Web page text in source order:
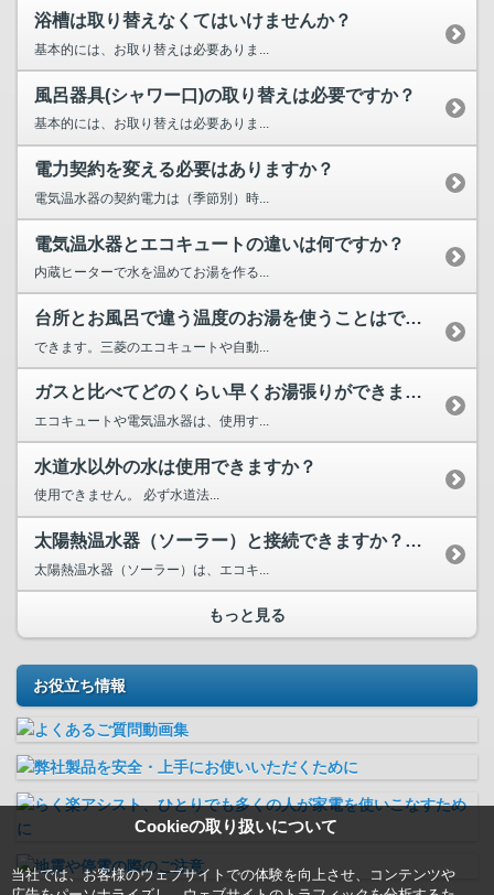
Cookieの取り扱いについて
当社では、お客様のウェブサイトでの体験を向上させ、コンテンツや
浴槽は取り替えなくてはいけませんか？
基本的には、お取り替えは必要ありま...
風呂器具(シャワー口)の取り替えは必要ですか？
基本的には、お取り替えは必要ありま...
電力契約を変える必要はありますか？
電気温水器の契約電力は（季節別）時...
電気温水器とエコキュートの違いは何ですか？
内蔵ヒーターで水を温めてお湯を作る...
台所とお風呂で違う温度のお湯を使うことはできますか？
できます。三菱のエコキュートや自動...
ガスと比べてどのくらい早くお湯張りができますか？
エコキュートや電気温水器は、使用す...
水道水以外の水は使用できますか？
使用できません。 必ず水道法...
太陽熱温水器（ソーラー）と接続できますか？ソーラーで沸かし...
太陽熱温水器（ソーラー）は、エコキ...
もっと見る
お役立ち情報